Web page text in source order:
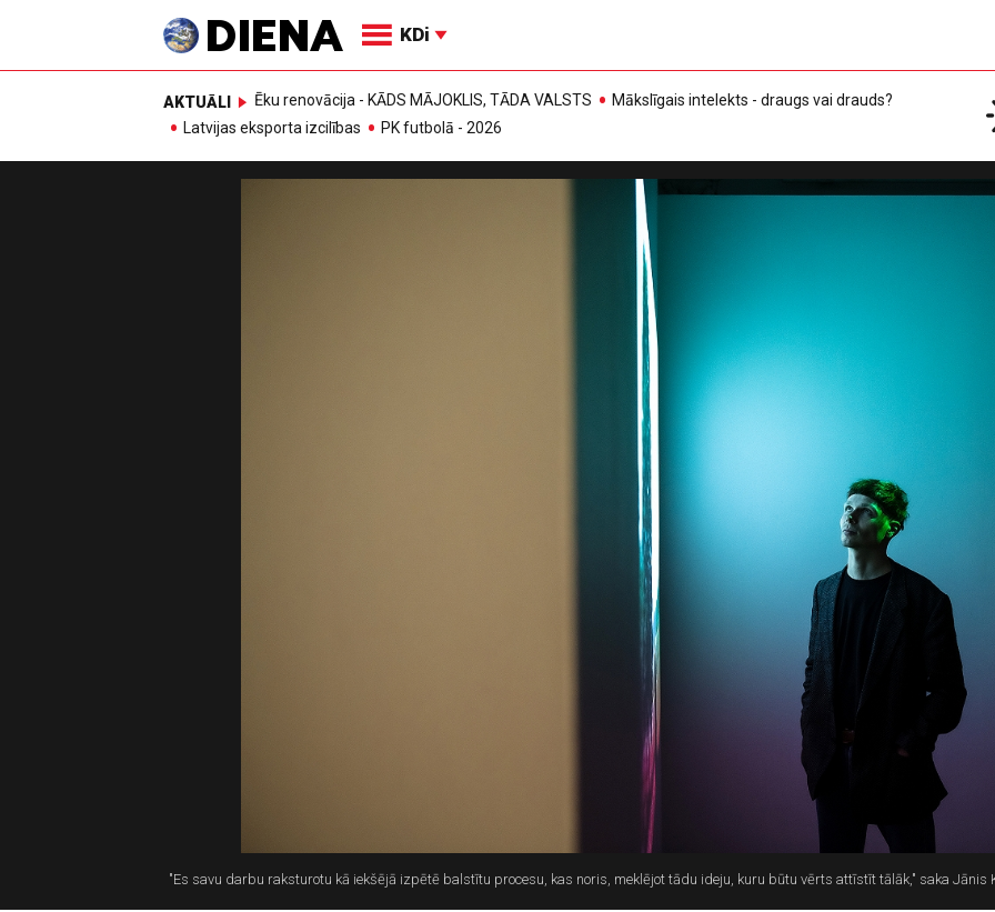
KDi
AKTUĀLI Ēku renovācija - KĀDS MĀJOKLIS, TĀDA VALSTS
Mākslīgais intelekts - draugs vai drauds?
Latvijas eksporta izcilības
PK futbolā - 2026
"Es savu darbu raksturotu kā iekšējā izpētē balstītu procesu, kas noris, meklējot tādu ideju, kuru būtu vērts attīstīt tālāk," saka Jānis